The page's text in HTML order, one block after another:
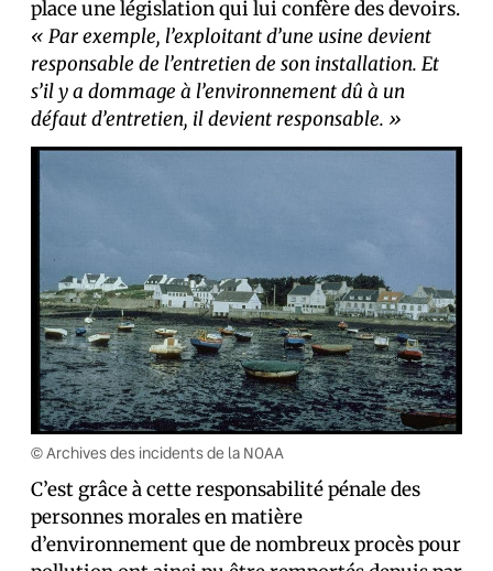
place une législation qui lui confère des devoirs.
« Par exemple, l’exploitant d’une usine devient
responsable de l’entretien de son installation. Et
s’il y a dommage à l’environnement dû à un
défaut d’entretien, il devient responsable. »
© Archives des incidents de la NOAA
C’est grâce à cette responsabilité pénale des
personnes morales en matière
d’environnement que de nombreux procès pour